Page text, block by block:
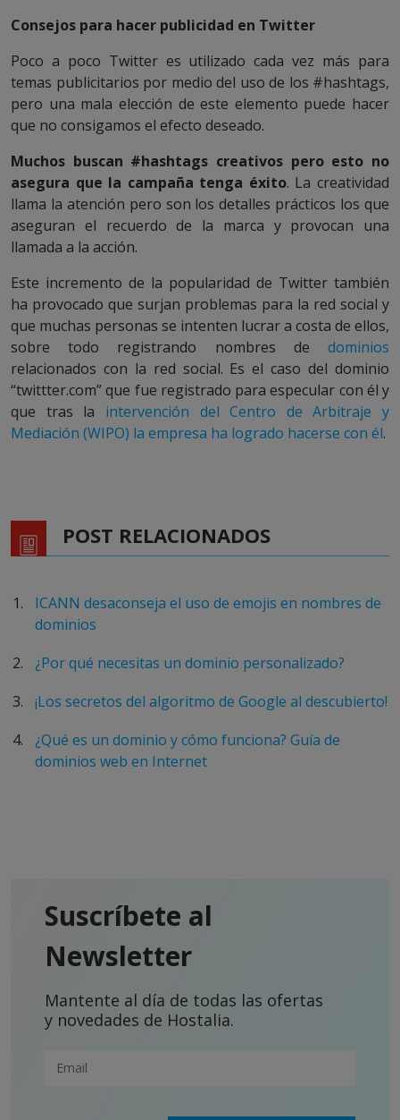
Consejos para hacer publicidad en Twitter
Poco a poco Twitter es utilizado cada vez más para
temas publicitarios por medio del uso de los #hashtags,
pero una mala elección de este elemento puede hacer
que no consigamos el efecto deseado.
Muchos buscan #hashtags creativos pero esto no
asegura que la campaña tenga éxito. La creatividad
llama la atención pero son los detalles prácticos los que
aseguran el recuerdo de la marca y provocan una
llamada a la acción.
Este incremento de la popularidad de Twitter también
ha provocado que surjan problemas para la red social y
que muchas personas se intenten lucrar a costa de ellos,
sobre todo registrando nombres de dominios
relacionados con la red social. Es el caso del dominio
“twittter.com” que fue registrado para especular con él y
que tras la intervención del Centro de Arbitraje y
Mediación (WIPO) la empresa ha logrado hacerse con él.
POST RELACIONADOS
ICANN desaconseja el uso de emojis en nombres de
dominios
¿Por qué necesitas un dominio personalizado?
¡Los secretos del algoritmo de Google al descubierto!
¿Qué es un dominio y cómo funciona? Guía de
dominios web en Internet
Suscríbete al
Newsletter
Mantente al día de todas las ofertas
y novedades de Hostalia.